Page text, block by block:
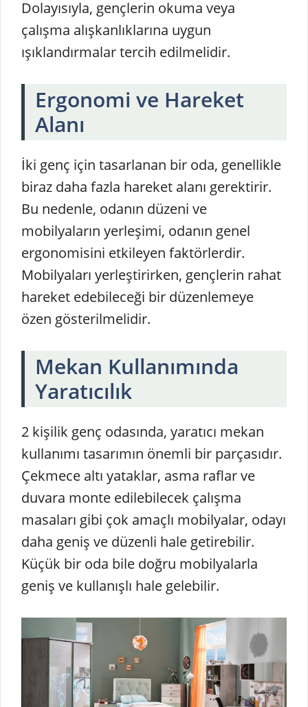
Dolayısıyla, gençlerin okuma veya
çalışma alışkanlıklarına uygun
ışıklandırmalar tercih edilmelidir.
Ergonomi ve Hareket
Alanı
İki genç için tasarlanan bir oda, genellikle
biraz daha fazla hareket alanı gerektirir.
Bu nedenle, odanın düzeni ve
mobilyaların yerleşimi, odanın genel
ergonomisini etkileyen faktörlerdir.
Mobilyaları yerleştirirken, gençlerin rahat
hareket edebileceği bir düzenlemeye
özen gösterilmelidir.
Mekan Kullanımında
Yaratıcılık
2 kişilik genç odasında, yaratıcı mekan
kullanımı tasarımın önemli bir parçasıdır.
Çekmece altı yataklar, asma raflar ve
duvara monte edilebilecek çalışma
masaları gibi çok amaçlı mobilyalar, odayı
daha geniş ve düzenli hale getirebilir.
Küçük bir oda bile doğru mobilyalarla
geniş ve kullanışlı hale gelebilir.